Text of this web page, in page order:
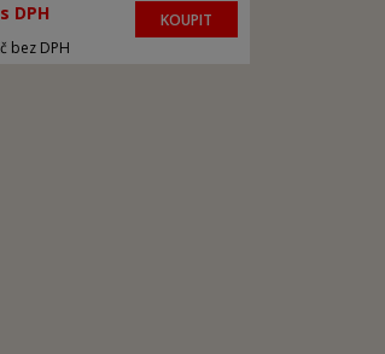
DPH
bez DPH
KOUPIT